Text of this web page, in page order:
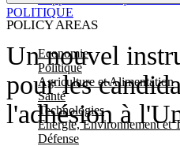
POLICY AREAS
Economie
Politique
Agriculture et Alimentation
Santé
Technologies
Energie, Environnement et
Défense
Un nouvel
pour les
l'adhésion à
POLITIQUE